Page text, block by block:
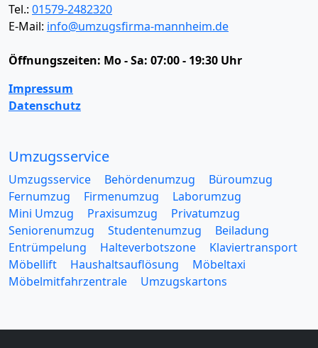
Tel.: 01579-2482320
E-Mail: info@umzugsfirma-mannheim.de
Öffnungszeiten: Mo - Sa: 07:00 - 19:30 Uhr
Impressum
Datenschutz
Umzugsservice
Umzugsservice Behördenumzug
Büroumzug
Fernumzug
Firmenumzug
Laborumzug
Mini Umzug
Praxisumzug
Privatumzug
Seniorenumzug
Studentenumzug
Beiladung
Entrümpelung
Halteverbotszone
Klaviertransport
Möbellift
Haushaltsauflösung
Möbeltaxi
Möbelmitfahrzentrale
Umzugskartons